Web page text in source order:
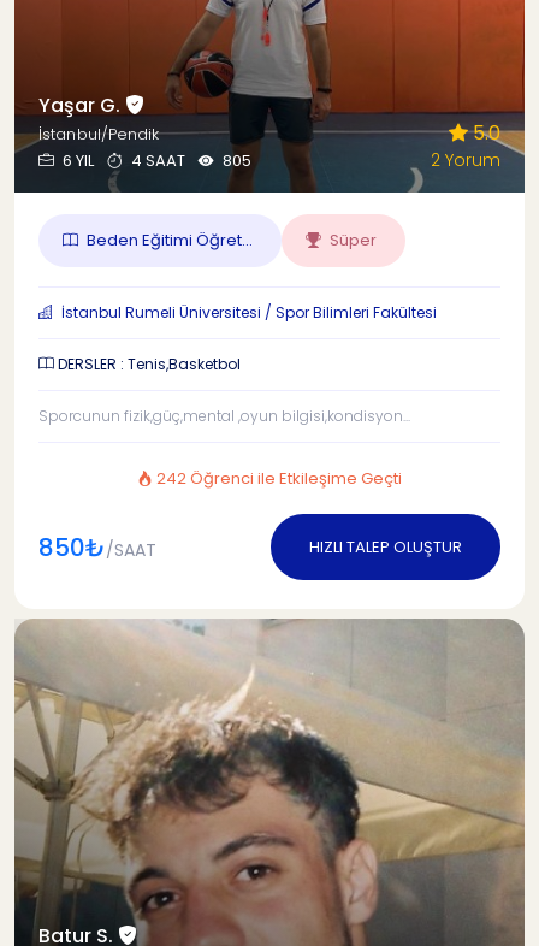
Yaşar G.
İstanbul/Pendik
6 YIL
4 SAAT 805
5.0
2 Yorum
Beden Eğitimi Öğret... Süper
İstanbul Rumeli Üniversitesi / Spor Bilimleri Fakültesi
DERSLER : Tenis,Basketbol
Sporcunun fizik,güç,mental ,oyun bilgisi,kondisyon...
242 Öğrenci ile Etkileşime Geçti
850₺/SAAT HIZLI TALEP OLUŞTUR
Batur S.